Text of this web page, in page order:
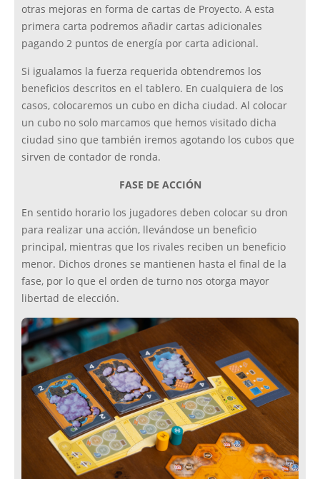
otras mejoras en forma de cartas de Proyecto. A esta
primera carta podremos añadir cartas adicionales
pagando 2 puntos de energía por carta adicional.
Si igualamos la fuerza requerida obtendremos los
beneficios descritos en el tablero. En cualquiera de los
casos, colocaremos un cubo en dicha ciudad. Al colocar
un cubo no solo marcamos que hemos visitado dicha
ciudad sino que también iremos agotando los cubos que
sirven de contador de ronda.
FASE DE ACCIÓN
En sentido horario los jugadores deben colocar su dron
para realizar una acción, llevándose un beneficio
principal, mientras que los rivales reciben un beneficio
menor. Dichos drones se mantienen hasta el final de la
fase, por lo que el orden de turno nos otorga mayor
libertad de elección.